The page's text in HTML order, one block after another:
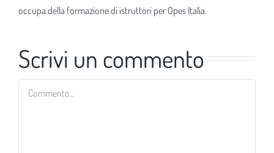
occupa della formazione di istruttori per Opes Italia.
Scrivi un commento
Commento